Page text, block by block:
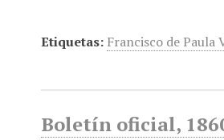
Etiquetas: Francisco de Paula
Boletín oficial,